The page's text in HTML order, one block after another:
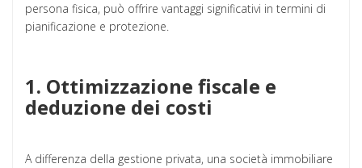
persona fisica, può offrire vantaggi significativi in termini di
pianificazione e protezione.
1. Ottimizzazione fiscale e
deduzione dei costi
A differenza della gestione privata, una società immobiliare